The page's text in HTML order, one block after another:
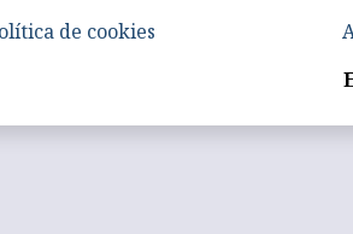
de cookies